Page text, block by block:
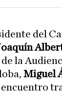
del
la
Miguel